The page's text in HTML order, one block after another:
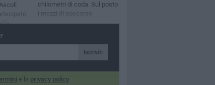
chilometri di coda. Sul posto
i mezzi di soccorso
Iscriviti
e la privacy policy